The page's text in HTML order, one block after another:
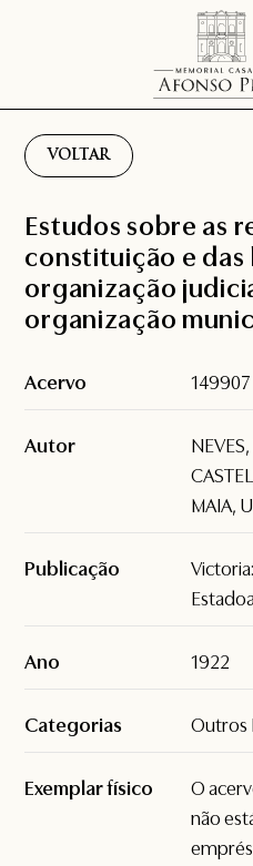
VOLTAR
Estudos sobre as
constituição e das
organização
organização
Acervo 149907
Autor
MAIA,
Publicação
Ano 1922
Categorias Outros
Exemplar físico
O
não